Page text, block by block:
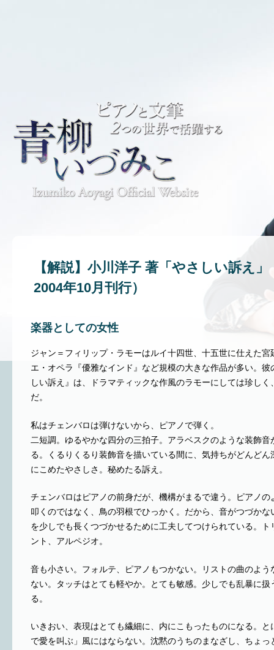
【解説】小川洋子 著「やさしい訴え
2004年10月刊行）
楽器としての女性
ジャン＝フィリップ・ラモーはルイ十四世、十五世に仕えた宮
エ・オペラ『優雅なインド』など規模の大きな作品が多い。彼
しい訴え』は、ドラマティックな作風のラモーにしては珍し
だ。
私はチェンバロは弾けないから、ピアノで弾く。
二短調。ゆるやかな四分の三拍子。アラベスクのような装飾音
る。くるりくるり装飾音を描いている間に、気持ちがどんどん
にこめたやさしさ。秘めたる訴え。
チェンバロはピアノの前身だが、機構がまるで違う。ピアノの
叩くのではなく、鳥の羽根でひっかく。だから、音がつづかな
を少しでも長くつづかせるために工夫してつけられている。ト
ント、アルペジオ。
音も小さい。フォルテ、ピアノもつかない。リストの曲のよう
ない。タッチはとても軽やか。とても敏感。少しでも乱暴に扱
る。
いきおい、表現はとても繊細に、内にこもったものになる。と
で愛を叫ぶ」風にはならない。沈黙のうちのまなざし、ちょっ